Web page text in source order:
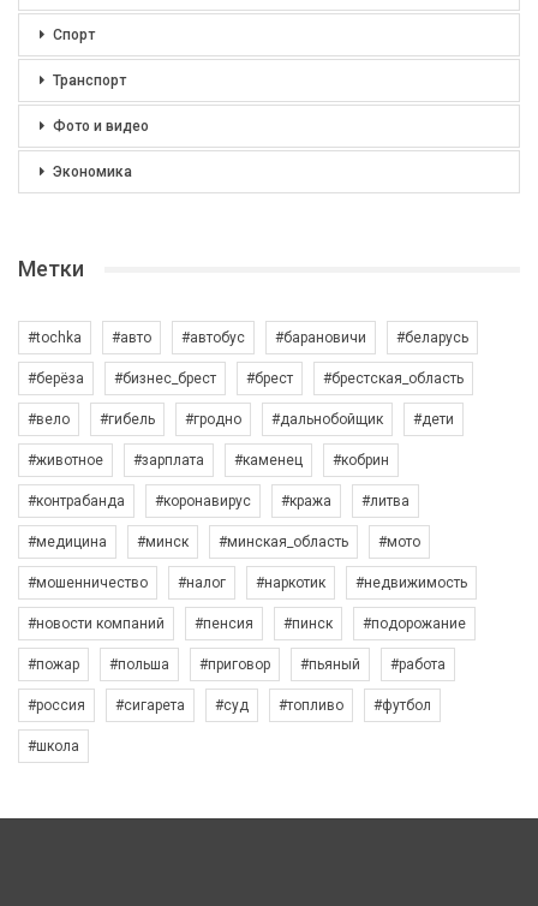
Спорт
Транспорт
Фото и видео
Экономика
Метки
#tochka #авто #автобус #барановичи #беларусь
#берёза #бизнес_брест #брест #брестская_область
#вело #гибель #гродно #дальнобойщик #дети
#животное #зарплата #каменец #кобрин
#контрабанда #коронавирус #кража #литва
#медицина #минск #минская_область #мото
#мошенничество #налог #наркотик #недвижимость
#новости компаний #пенсия #пинск #подорожание
#пожар #польша #приговор #пьяный #работа
#россия #сигарета #суд #топливо #футбол
#школа